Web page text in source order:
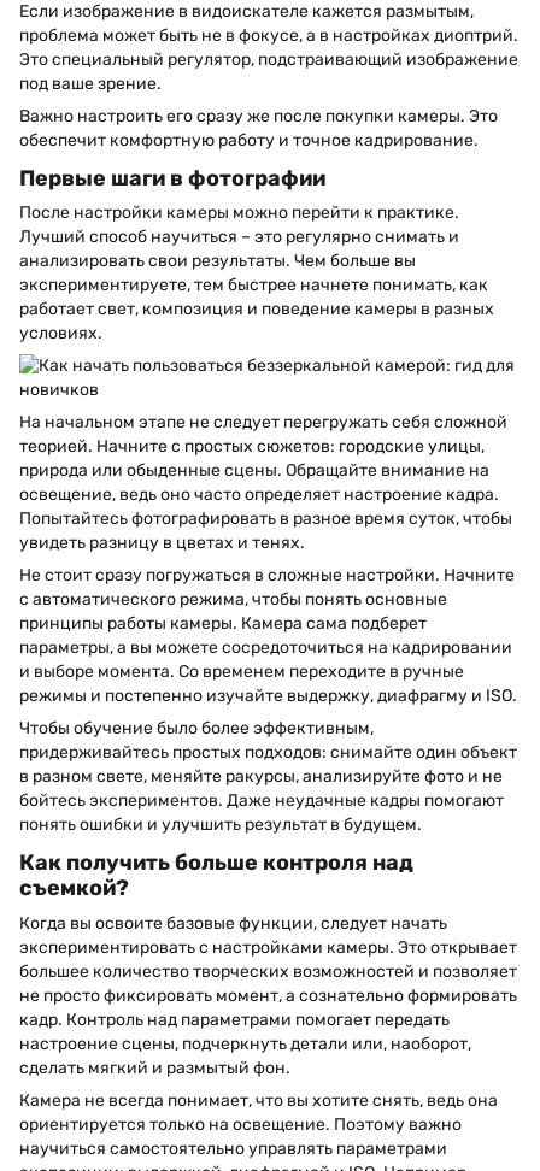
Если изображение в видоискателе кажется размытым,
проблема может быть не в фокусе, а в настройках диоптрий.
Это специальный регулятор, подстраивающий изображение
под ваше зрение.
Важно настроить его сразу же после покупки камеры. Это
обеспечит комфортную работу и точное кадрирование.
Первые шаги в фотографии
После настройки камеры можно перейти к практике.
Лучший способ научиться – это регулярно снимать и
анализировать свои результаты. Чем больше вы
экспериментируете, тем быстрее начнете понимать, как
работает свет, композиция и поведение камеры в разных
условиях.
На начальном этапе не следует перегружать себя сложной
теорией. Начните с простых сюжетов: городские улицы,
природа или обыденные сцены. Обращайте внимание на
освещение, ведь оно часто определяет настроение кадра.
Попытайтесь фотографировать в разное время суток, чтобы
увидеть разницу в цветах и ​​тенях.
Не стоит сразу погружаться в сложные настройки. Начните
с автоматического режима, чтобы понять основные
принципы работы камеры. Камера сама подберет
параметры, а вы можете сосредоточиться на кадрировании
и выборе момента. Со временем переходите в ручные
режимы и постепенно изучайте выдержку, диафрагму и ISO.
Чтобы обучение было более эффективным,
придерживайтесь простых подходов: снимайте один объект
в разном свете, меняйте ракурсы, анализируйте фото и не
бойтесь экспериментов. Даже неудачные кадры помогают
понять ошибки и улучшить результат в будущем.
Как получить больше контроля над
съемкой?
Когда вы освоите базовые функции, следует начать
экспериментировать с настройками камеры. Это открывает
большее количество творческих возможностей и позволяет
не просто фиксировать момент, а сознательно формировать
кадр. Контроль над параметрами помогает передать
настроение сцены, подчеркнуть детали или, наоборот,
сделать мягкий и размытый фон.
Камера не всегда понимает, что вы хотите снять, ведь она
ориентируется только на освещение. Поэтому важно
научиться самостоятельно управлять параметрами